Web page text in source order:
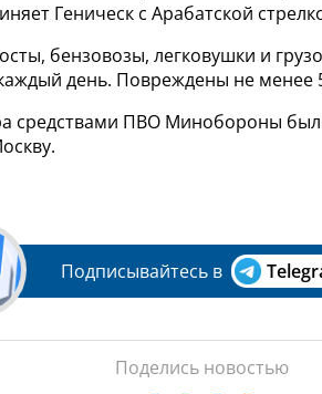
Геническ с Арабатской
бензовозы, легковушки и
день. Повреждены не менее
средствами ПВО Минобороны
Подписывайтесь в
Поделись новостью